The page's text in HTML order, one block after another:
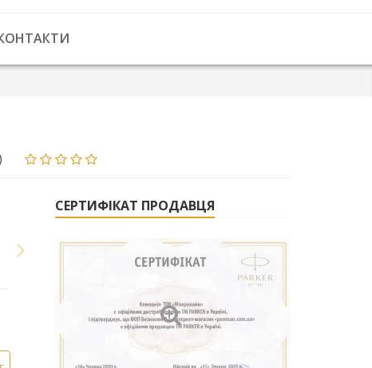
СЕРТИФІКАТ ПРОДАВЦЯ